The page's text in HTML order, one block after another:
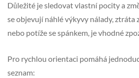
Důležité je sledovat vlastní pocity a
se objevují náhlé výkyvy nálady, ztráta
nebo potíže se spánkem, je vhodné
Pro rychlou orientaci pomáhá
seznam: